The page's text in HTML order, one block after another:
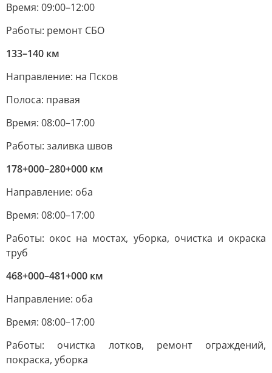
Время: 09:00–12:00
Работы: ремонт СБО
133–140 км
Направление: на Псков
Полоса: правая
Время: 08:00–17:00
Работы: заливка швов
178+000–280+000 км
Направление: оба
Время: 08:00–17:00
Работы: окос на мостах, уборка, очистка и окраска
труб
468+000–481+000 км
Направление: оба
Время: 08:00–17:00
Работы: очистка лотков, ремонт ограждений,
покраска, уборка